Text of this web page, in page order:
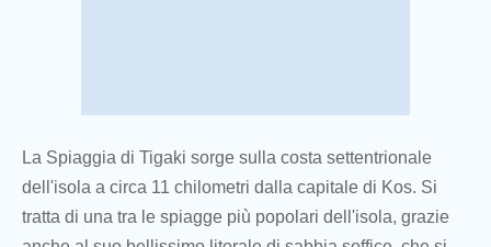
La Spiaggia di Tigaki sorge sulla costa settentrionale
dell'isola a circa 11 chilometri dalla capitale di Kos. Si
tratta di una tra le spiagge più popolari dell'isola, grazie